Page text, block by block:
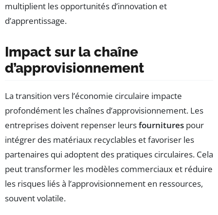
multiplient les opportunités d’innovation et
d’apprentissage.
Impact sur la chaîne
d’approvisionnement
La transition vers l’économie circulaire impacte
profondément les chaînes d’approvisionnement. Les
entreprises doivent repenser leursfournitures pour
intégrer des matériaux recyclables et favoriser les
partenaires qui adoptent des pratiques circulaires. Cela
peut transformer les modèles commerciaux et réduire
les risques liés à l’approvisionnement en ressources,
souvent volatile.